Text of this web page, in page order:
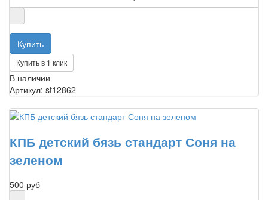
Купить в 1 клик
В наличии
Артикул: st12862
КПБ детский бязь стандарт Соня на
зеленом
500 руб